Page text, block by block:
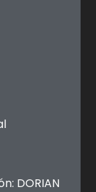
DORIAN